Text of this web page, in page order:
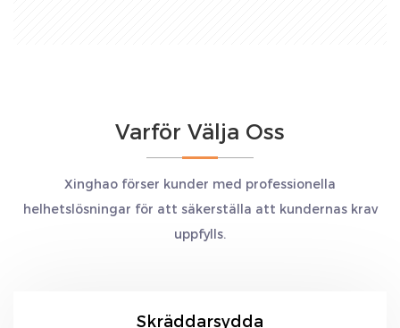
Varför Välja Oss
Xinghao förser kunder med professionella
helhetslösningar för att säkerställa att kundernas krav
uppfylls.
Skräddarsydda